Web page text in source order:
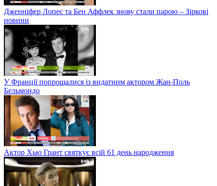
Дженніфер Лопес та Бен Аффлек знову стали парою – Зіркові
новини
У Франції попрощалися із видатним актором Жан-Поль
Бельмондо
Актор Хью Грант святкує всій 61 день народження